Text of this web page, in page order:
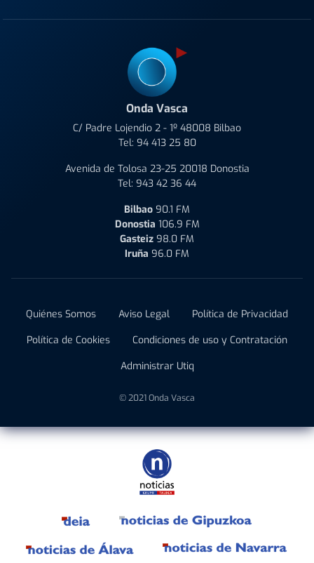
Onda Vasca
C/ Padre Lojendio 2 - 1º 48008 Bilbao
Tel: 94 413 25 80
Avenida de Tolosa 23-25 20018 Donostia
Tel: 943 42 36 44
Bilbao 90.1 FM
Donostia 106.9 FM
Gasteiz 98.0 FM
Iruña 96.0 FM
Quiénes Somos Aviso Legal
Política de Privacidad
Política de Cookies
Condiciones de uso y Contratación
Administrar Utiq
© 2021 Onda Vasca